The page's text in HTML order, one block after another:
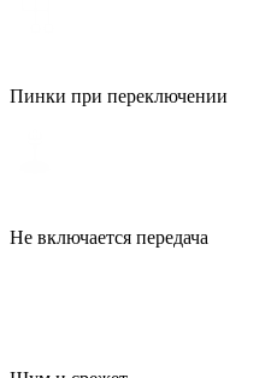
Пинки при переключении
Не включается передача